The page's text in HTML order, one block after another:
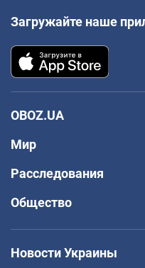
Загружайте наше
OBOZ.UA
Мир
Расследования
Общество
Новости Украины